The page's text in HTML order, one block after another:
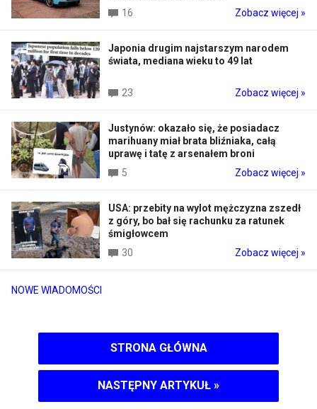
NOWE WIADOMOŚCI
16
Zobacz więcej »
Japonia drugim najstarszym narodem
świata, mediana wieku to 49 lat
23 Zobacz więcej »
Justynów: okazało się, że posiadacz
marihuany miał brata bliźniaka, całą
uprawę i tatę z arsenałem broni
5
Zobacz więcej »
USA: przebity na wylot mężczyzna zszedł
z góry, bo bał się rachunku za ratunek
śmigłowcem
30
Zobacz więcej »
STRONA GŁÓWNA
NASTĘPNY ARTYKUŁ »